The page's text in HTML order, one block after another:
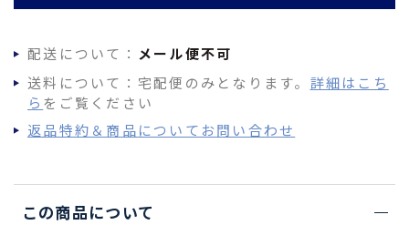
配送について： メール便不可
送料について：宅配便のみとなります。 詳細はこち
ら をご覧ください
返品特約＆商品についてお問い合わせ
この商品について